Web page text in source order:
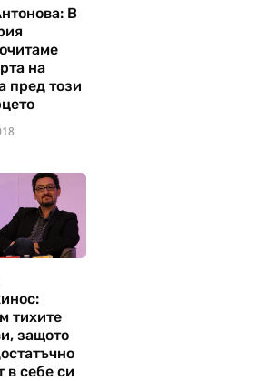
В
на
пред този
тихите
защото
в себе си